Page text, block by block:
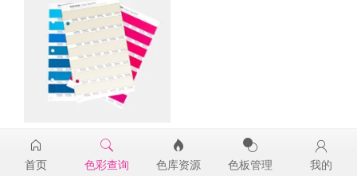
12-0703TPG
￥98
首页 色彩查询 色库资源 色板管理 我的